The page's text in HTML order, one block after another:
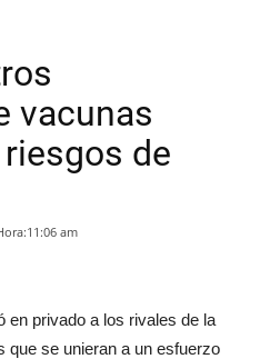
vacunas
de
am
en privado a los rivales de la
que se unieran a un esfuerzo